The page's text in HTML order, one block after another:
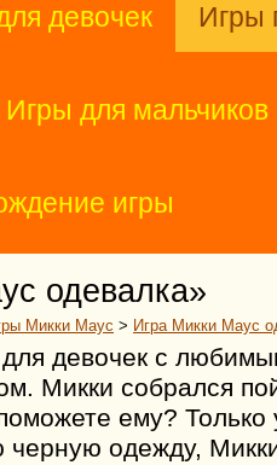
девочек Игры
Игры для мальчиков
игры
одевалка»
Микки Маус > Игра Микки Маус
девочек с
Микки собрался
ему? Только
черную одежду,